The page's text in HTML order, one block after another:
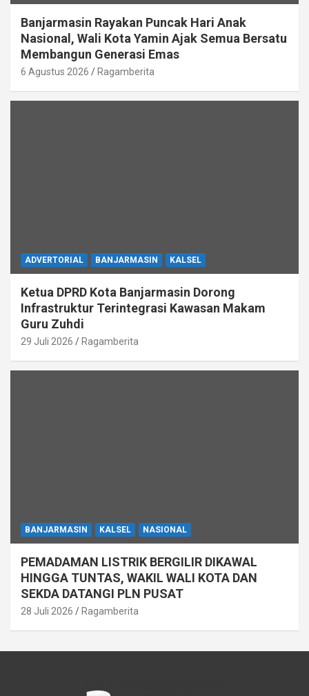
Banjarmasin Rayakan Puncak Hari Anak
Nasional, Wali Kota Yamin Ajak Semua Bersatu
Membangun Generasi Emas
6 Agustus 2026 Ragamberita
ADVERTORIAL BANJARMASIN KALSEL
Ketua DPRD Kota Banjarmasin Dorong
Infrastruktur Terintegrasi Kawasan Makam
Guru Zuhdi
29 Juli 2026 Ragamberita
BANJARMASIN KALSEL NASIONAL
PEMADAMAN LISTRIK BERGILIR DIKAWAL
HINGGA TUNTAS, WAKIL WALI KOTA DAN
SEKDA DATANGI PLN PUSAT
28 Juli 2026 Ragamberita